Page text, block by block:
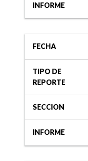
INFORME
FECHA
TIPO DE
REPORTE
SECCION
INFORME